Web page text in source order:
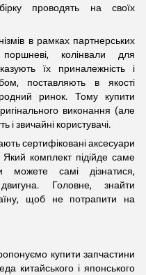
проводять на своїх
в рамках партнерських
колінвали для
їх приналежність і
поставляють в якості
ринок. Тому купити
виконання (але
звичайні користувачі.
сертифіковані аксесуари
Який комплект підійде саме
можете самі дізнатися,
Головне, знайти
щоб не потрапити на
купити запчастини
китайського і японського